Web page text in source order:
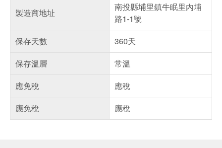
製造商地址
南投縣埔里鎮牛眠里內埔
路1-1號
保存天數
360天
保存溫層
常溫
應免稅
應稅
應免稅
應稅